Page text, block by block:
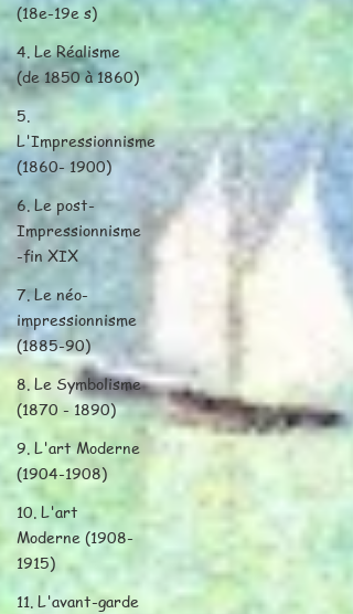
(18e-19e s)
4. Le Réalisme
(de 1850 à 1860)
5.
L'Impressionnisme
(1860- 1900)
6. Le post-
Impressionnisme
-fin XIX
7. Le néo-
impressionnisme
(1885-90)
8. Le Symbolisme
(1870 - 1890)
9. L'art Moderne
(1904-1908)
10. L'art
Moderne (1908-
1915)
11. L'avant-garde